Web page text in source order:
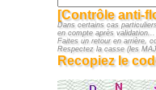
[Contrôle anti-
Dans certains cas
en compte après
Faites un retour en arrière,
Respectez la casse (les
Recopiez le